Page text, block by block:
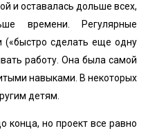
и оставалась дольше всех,
времени. Регулярные
сделать еще одну
работу. Она была самой
навыками. В некоторых
детям.
конца, но проект все равно